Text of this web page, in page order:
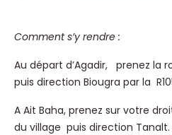
Comment s’y rendre :
Au départ d’Agadir, prenez la
puis direction Biougra par la
A Ait Baha, prenez sur votre
du village puis direction Tanalt.